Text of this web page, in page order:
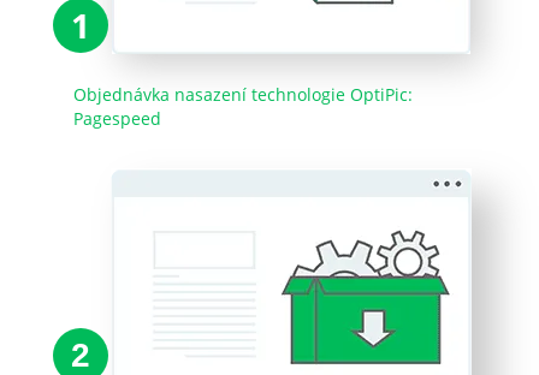
1
Objednávka nasazení technologie OptiPic:
Pagespeed
2